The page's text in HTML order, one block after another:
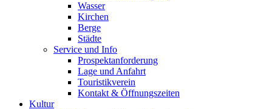
Wasser
Kirchen
Berge
Städte
Service und Info
Prospektanforderung
Lage und Anfahrt
Touristikverein
Kontakt & Öffnungszeiten
Kultur